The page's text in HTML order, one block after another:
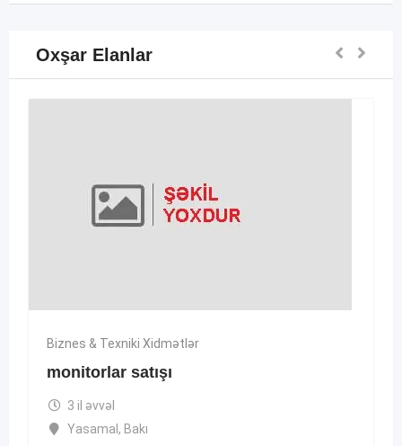
Oxşar Elanlar
Biznes & Texniki Xidmətlər
monitorlar satışı
3 il əvvəl
Yasamal , Bakı